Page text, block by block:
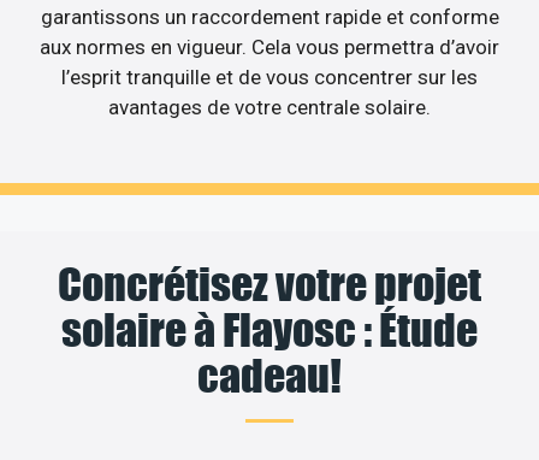
garantissons un raccordement rapide et conforme
aux normes en vigueur. Cela vous permettra d’avoir
l’esprit tranquille et de vous concentrer sur les
avantages de votre centrale solaire.
Concrétisez votre projet
solaire à Flayosc : Étude
cadeau!